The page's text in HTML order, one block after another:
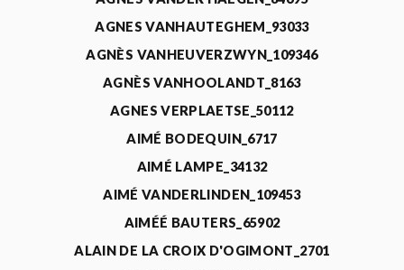
AGNES VANHAUTEGHEM_93033
AGNÈS VANHEUVERZWYN_109346
AGNÈS VANHOOLANDT_8163
AGNES VERPLAETSE_50112
AIMÉ BODEQUIN_6717
AIMÉ LAMPE_34132
AIMÉ VANDERLINDEN_109453
AIMÉÉ BAUTERS_65902
ALAIN DE LA CROIX D'OGIMONT_2701